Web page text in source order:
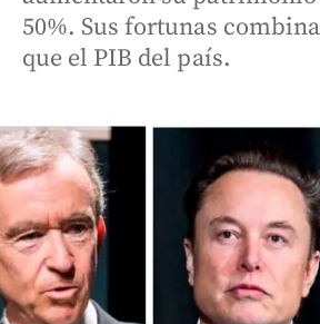
50%. Sus fortunas
que el PIB del país.